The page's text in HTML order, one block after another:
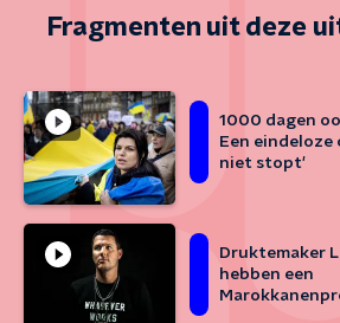
Fragmenten uit deze
1000 dagen
Een eindeloze
niet stopt'
Druktemaker
hebben een